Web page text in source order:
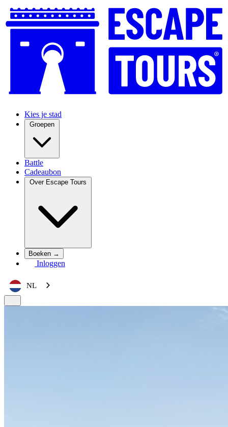
Kies je stad
Groepen
Battle
Cadeaubon
Over Escape Tours
Boeken →
Inloggen
NL